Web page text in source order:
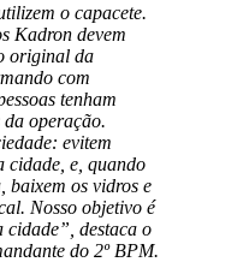
o capacete.
Kadron devem
original da
com
tenham
da operação.
evitem
cidade, e, quando
baixem os vidros e
Nosso objetivo é
destaca o
do 2º BPM.